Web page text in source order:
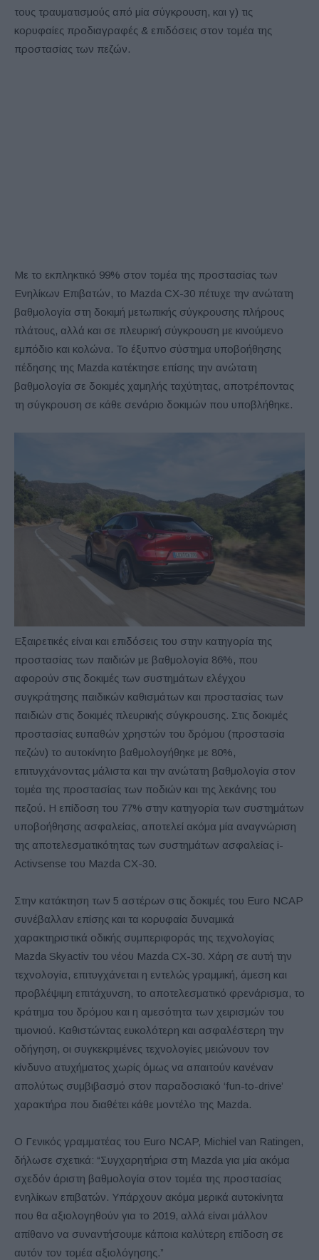
τους τραυματισμούς από μία σύγκρουση, και γ) τις
κορυφαίες προδιαγραφές & επιδόσεις στον τομέα της
προστασίας των πεζών.
Με το εκπληκτικό 99% στον τομέα της προστασίας των
Ενηλίκων Επιβατών, το Mazda CX-30 πέτυχε την ανώτατη
βαθμολογία στη δοκιμή μετωπικής σύγκρουσης πλήρους
πλάτους, αλλά και σε πλευρική σύγκρουση με κινούμενο
εμπόδιο και κολώνα. Το έξυπνο σύστημα υποβοήθησης
πέδησης της Mazda κατέκτησε επίσης την ανώτατη
βαθμολογία σε δοκιμές χαμηλής ταχύτητας, αποτρέποντας
τη σύγκρουση σε κάθε σενάριο δοκιμών που υποβλήθηκε.
Εξαιρετικές είναι και επιδόσεις του στην κατηγορία της
προστασίας των παιδιών με βαθμολογία 86%, που
αφορούν στις δοκιμές των συστημάτων ελέγχου
συγκράτησης παιδικών καθισμάτων και προστασίας των
παιδιών στις δοκιμές πλευρικής σύγκρουσης. Στις δοκιμές
προστασίας ευπαθών χρηστών του δρόμου (προστασία
πεζών) το αυτοκίνητο βαθμολογήθηκε με 80%,
επιτυγχάνοντας μάλιστα και την ανώτατη βαθμολογία στον
τομέα της προστασίας των ποδιών και της λεκάνης του
πεζού. Η επίδοση του 77% στην κατηγορία των συστημάτων
υποβοήθησης ασφαλείας, αποτελεί ακόμα μία αναγνώριση
της αποτελεσματικότητας των συστημάτων ασφαλείας i-
Activsense του Mazda CX-30.
Στην κατάκτηση των 5 αστέρων στις δοκιμές του Euro NCAP
συνέβαλλαν επίσης και τα κορυφαία δυναμικά
χαρακτηριστικά οδικής συμπεριφοράς της τεχνολογίας
Mazda Skyactiv του νέου Mazda CX-30. Χάρη σε αυτή την
τεχνολογία, επιτυγχάνεται η εντελώς γραμμική, άμεση και
προβλέψιμη επιτάχυνση, το αποτελεσματικό φρενάρισμα, το
κράτημα του δρόμου και η αμεσότητα των χειρισμών του
τιμονιού. Καθιστώντας ευκολότερη και ασφαλέστερη την
οδήγηση, οι συγκεκριμένες τεχνολογίες μειώνουν τον
κίνδυνο ατυχήματος χωρίς όμως να απαιτούν κανέναν
απολύτως συμβιβασμό στον παραδοσιακό ‘fun-to-drive’
χαρακτήρα που διαθέτει κάθε μοντέλο της Mazda.
O Γενικός γραμματέας του Euro NCAP, Michiel van Ratingen,
δήλωσε σχετικά: “Συγχαρητήρια στη Mazda για μία ακόμα
σχεδόν άριστη βαθμολογία στον τομέα της προστασίας
ενηλίκων επιβατών. Υπάρχουν ακόμα μερικά αυτοκίνητα
που θα αξιολογηθούν για το 2019, αλλά είναι μάλλον
απίθανο να συναντήσουμε κάποια καλύτερη επίδοση σε
αυτόν τον τομέα αξιολόγησης.”